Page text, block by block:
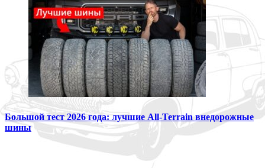
Большой тест 2026 года: лучшие All-Terrain внедорожные
шины